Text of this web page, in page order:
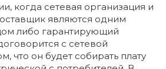
когда сетевая организация и
являются одним
либо гарантирующий
с сетевой
что он будет собирать плату